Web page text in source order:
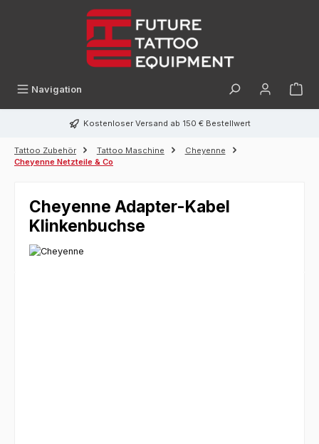
Navigation
Kostenloser Versand ab 150 € Bestellwert
Tattoo Zubehör Tattoo Maschine
Cheyenne
Cheyenne Netzteile & Co
Cheyenne Adapter-Kabel
Klinkenbuchse